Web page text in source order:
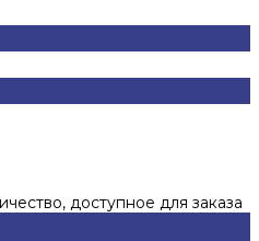
доступное для заказа